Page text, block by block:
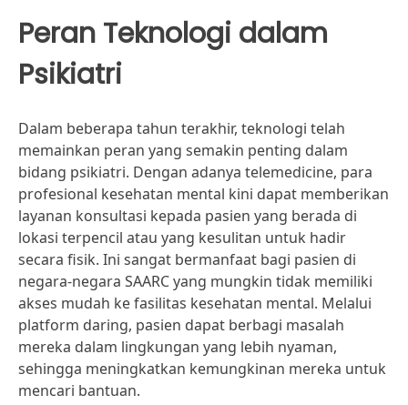
Peran Teknologi dalam
Psikiatri
Dalam beberapa tahun terakhir, teknologi telah
memainkan peran yang semakin penting dalam
bidang psikiatri. Dengan adanya telemedicine, para
profesional kesehatan mental kini dapat memberikan
layanan konsultasi kepada pasien yang berada di
lokasi terpencil atau yang kesulitan untuk hadir
secara fisik. Ini sangat bermanfaat bagi pasien di
negara-negara SAARC yang mungkin tidak memiliki
akses mudah ke fasilitas kesehatan mental. Melalui
platform daring, pasien dapat berbagi masalah
mereka dalam lingkungan yang lebih nyaman,
sehingga meningkatkan kemungkinan mereka untuk
mencari bantuan.